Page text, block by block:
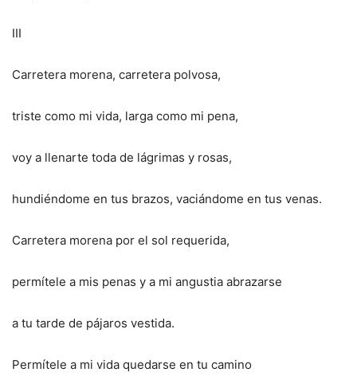
III
Carretera morena, carretera polvosa,
triste como mi vida, larga como mi pena,
voy a llenarte toda de lágrimas y rosas,
hundiéndome en tus brazos, vaciándome en tus venas.
Carretera morena por el sol requerida,
permítele a mis penas y a mi angustia abrazarse
a tu tarde de pájaros vestida.
Permítele a mi vida quedarse en tu camino